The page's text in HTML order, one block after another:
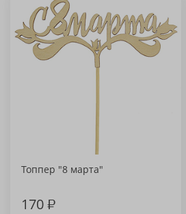
Топпер "8 марта"
170₽